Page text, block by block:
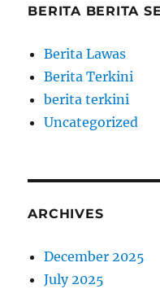
BERITA BERITA
Berita Lawas
Berita Terkini
berita terkini
Uncategorized
ARCHIVES
December 2025
July 2025